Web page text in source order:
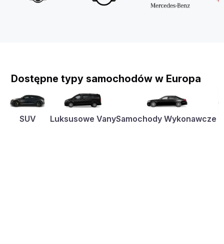
Dostępne typy samochodów w Europa
SUV Luksusowe VanySamochody Wykonawcze